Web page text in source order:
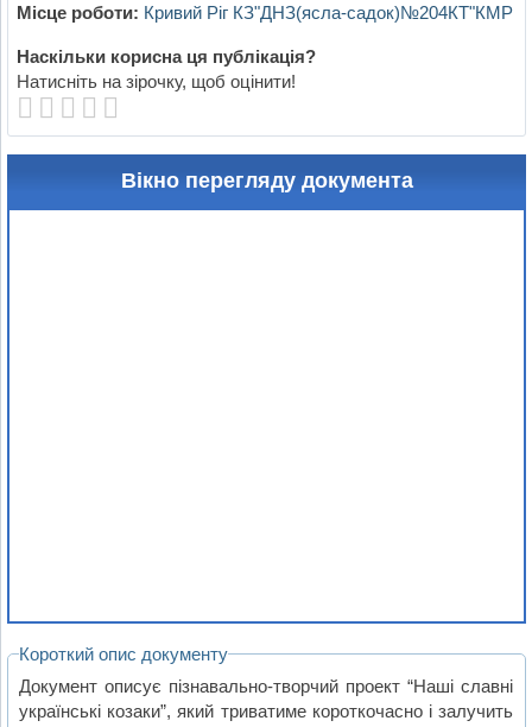
Місце роботи: Кривий Ріг КЗ"ДНЗ(ясла-садок)№204КТ"КМР
Наскільки корисна ця публікація?
Натисніть на зірочку, щоб оцінити!
Вікно перегляду документа
Короткий опис документу
Документ описує пізнавально-творчий проект “Наші славні
українські козаки”, який триватиме короткочасно і залучить